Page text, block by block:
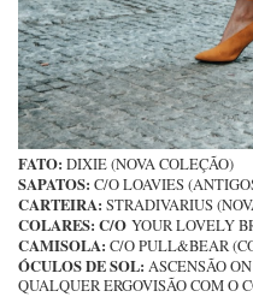
FATO: DIXIE (NOVA COLEÇÃO)
SAPATOS: C/O LOAVIES
CARTEIRA: STRADIVARIUS
COLARES: C/O YOUR LOVELY
CAMISOLA: C/O PULL&BEAR
ÓCULOS DE SOL: ASCENSÃO ON
QUALQUER ERGOVISÃO COM O